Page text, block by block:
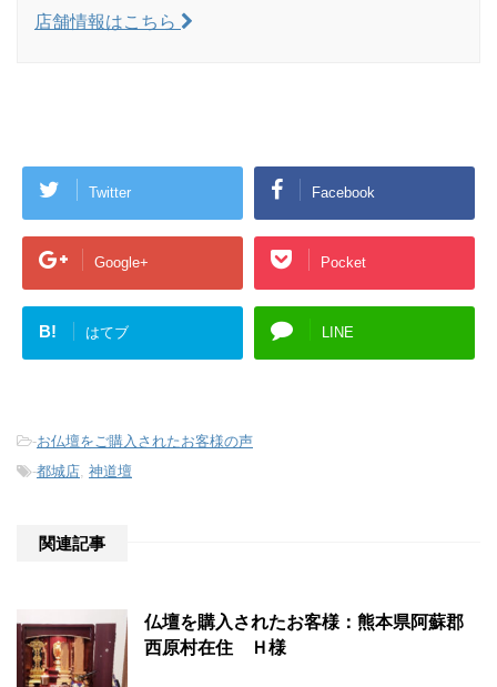
店舗情報はこちら
Twitter Facebook
Google+ Pocket
B! はてブ LINE
-お仏壇をご購入されたお客様の声
-都城店 神道壇
関連記事
仏壇を購入されたお客様：熊本県阿蘇郡
西原村在住 Ｈ様